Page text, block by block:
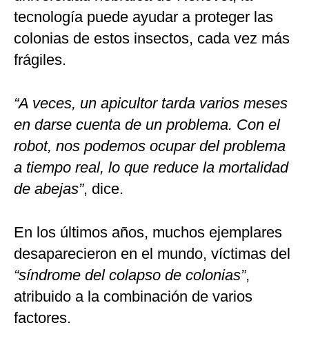
tecnología puede ayudar a proteger las
colonias de estos insectos, cada vez más
frágiles.
“A veces, un apicultor tarda varios meses
en darse cuenta de un problema. Con el
robot, nos podemos ocupar del problema
a tiempo real, lo que reduce la mortalidad
de abejas”, dice.
En los últimos años, muchos ejemplares
desaparecieron en el mundo, víctimas del
“síndrome del colapso de colonias”,
atribuido a la combinación de varios
factores.